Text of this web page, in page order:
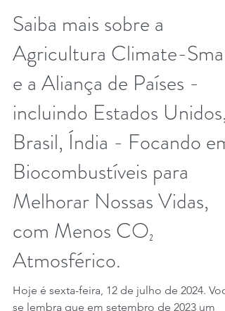
Saiba mais sobre a
Agricultura Climate-Smart
e a Aliança de Países -
incluindo Estados Unidos,
Brasil, Índia - Focando em
Biocombustíveis para
Melhorar Nossas Vidas,
com Menos CO₂
Atmosférico.